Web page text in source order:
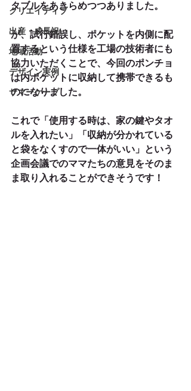
クリエイティブ
出産・成長祝い
地域活動
デザイン実例
サマーケープ
タブルをあきらめつつありました。
が、試行錯誤し、ポケットを内側に配
置するという仕様を工場の技術者にも
協力いただくことで、今回のポンチョ
は内ポケットに収納して携帯できるも
のになりました。
これで「使用する時は、家の鍵やタオ
ルを入れたい」「収納が分かれている
と袋をなくすので一体がいい」という
企画会議でのママたちの意見をそのま
ま取り入れることができそうです！